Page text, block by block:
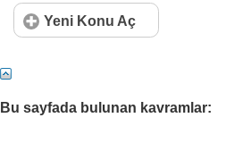
11 12 13 14
Yeni Konu Aç
Bu sayfada bulunan kavramlar: